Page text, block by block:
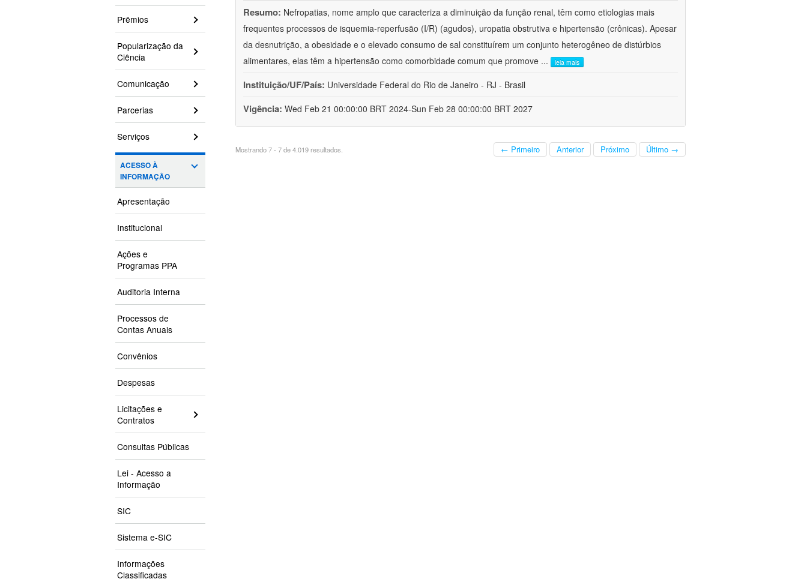
Prêmios
Popularização da
Ciência
Comunicação
Parcerias
Serviços
ACESSO À
INFORMAÇÃO
Apresentação
Institucional
Ações e
Programas PPA
Auditoria Interna
Processos de
Contas Anuais
Convênios
Despesas
Licitações e
Contratos
Consultas Públicas
Lei - Acesso a
Informação
SIC
Sistema e-SIC
Informações
Classificadas
Resumo: Nefropatias, nome amplo que caracteriza a diminuição da função renal, têm como etiologias mais
frequentes processos de isquemia-reperfusão (I/R) (agudos), uropatia obstrutiva e hipertensão (crônicas). Apesar
da desnutrição, a obesidade e o elevado consumo de sal constituírem um conjunto heterogêneo de distúrbios
alimentares, elas têm a hipertensão como comorbidade comum que promove ... leia mais
Instituição/UF/País: Universidade Federal do Rio de Janeiro - RJ - Brasil
Vigência: Wed Feb 21 00:00:00 BRT 2024-Sun Feb 28 00:00:00 BRT 2027
Mostrando 7 - 7 de 4.019 resultados. ← Primeiro Anterior Próximo Último →